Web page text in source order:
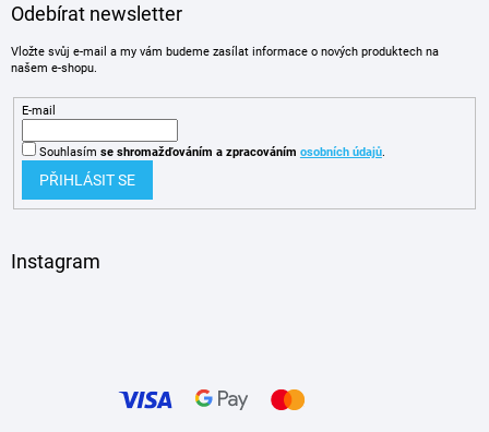
Odebírat newsletter
Vložte svůj e-mail a my vám budeme zasílat informace o nových produktech na
našem e-shopu.
E-mail
Souhlasím se shromažďováním a zpracováním osobních údajů.
PŘIHLÁSIT SE
Instagram